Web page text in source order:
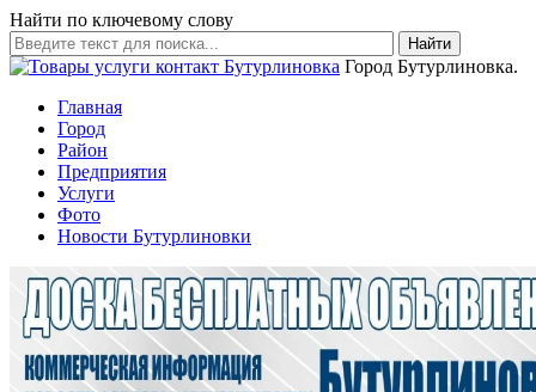
Найти по ключевому слову
Найти
Город Бутурлиновка.
Главная
Город
Район
Предприятия
Услуги
Фото
Новости Бутурлиновки